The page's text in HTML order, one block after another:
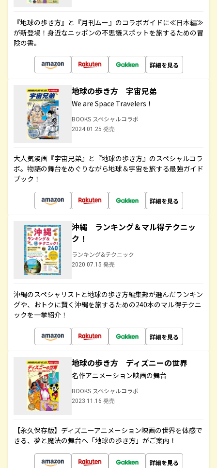
『地球の歩き方』と『月刊ムー』のコラボガイドに≪日本編≫
が新登場！身近なニッポンの不思議スポットを旅するための冒
険の書。
詳細を見る
地球の歩き方 宇宙兄弟
We are Space Travelers！
BOOKS スペシャルコラボ
2024.01.25 発売
大人気漫画『宇宙兄弟』と『地球の歩き方』のスペシャルコラ
ボ。物語の舞台をめぐりながら地球＆宇宙を旅する最強ガイド
ブック！
詳細を見る
沖縄 ランキング＆マル得テクニッ
ク！
ランキング&テクニック
2020.07.15 発売
沖縄のスペシャリストと地球の歩き方編集部が選んだランキン
グや、おトクに賢く沖縄を旅するための240本のマル得テクニ
ックを一挙紹介！
詳細を見る
地球の歩き方 ディズニーの世界
名作アニメーション映画の舞台
BOOKS スペシャルコラボ
2023.11.16 発売
【永久保存版】ディズニーアニメーション映画の世界を体感で
きる、夢と魔法の舞台へ「地球の歩き方」がご案内！
詳細を見る